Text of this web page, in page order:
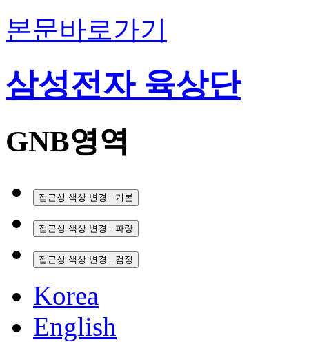
본문바로가기
삼성전자 육상단
GNB영역
접근성 색상 변경 - 기본
접근성 색상 변경 - 파랑
접근성 색상 변경 - 검정
Korea
English